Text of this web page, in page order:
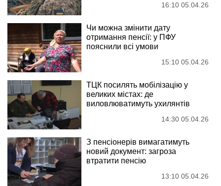
16:10 05.04.26
Чи можна змінити дату
отримання пенсії: у ПФУ
пояснили всі умови
15:10 05.04.26
ТЦК посилять мобілізацію у
великих містах: де
виловлюватимуть ухилянтів
14:30 05.04.26
З пенсіонерів вимагатимуть
новий документ: загроза
втратити пенсію
13:10 05.04.26